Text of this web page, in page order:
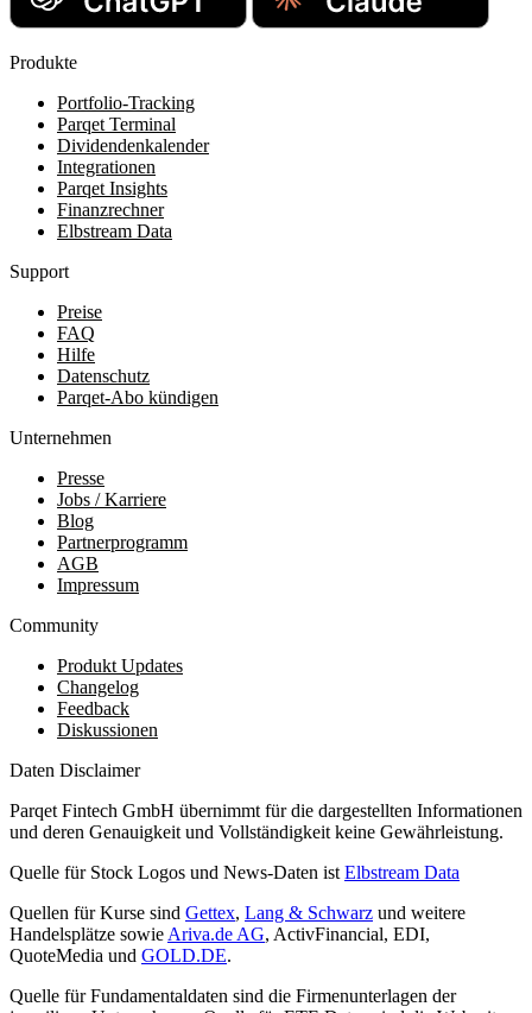
Produkte
Portfolio-Tracking
Parqet Terminal
Dividendenkalender
Integrationen
Parqet Insights
Finanzrechner
Elbstream Data
Support
Preise
FAQ
Hilfe
Datenschutz
Parqet-Abo kündigen
Unternehmen
Presse
Jobs / Karriere
Blog
Partnerprogramm
AGB
Impressum
Community
Produkt Updates
Changelog
Feedback
Diskussionen
Daten Disclaimer
Parqet Fintech GmbH übernimmt für die dargestellten Informationen
und deren Genauigkeit und Vollständigkeit keine Gewährleistung.
Quelle für Stock Logos und News-Daten ist Elbstream Data
Quellen für Kurse sind Gettex, Lang & Schwarz und weitere
Handelsplätze sowie Ariva.de AG, ActivFinancial, EDI,
QuoteMedia und GOLD.DE.
Quelle für Fundamentaldaten sind die Firmenunterlagen der